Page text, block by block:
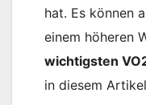
hat. Es können
einem höheren
wichtigsten
in diesem